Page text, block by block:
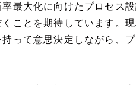
最大化に向けたプロセス
ことを期待しています。
って意思決定しながら、